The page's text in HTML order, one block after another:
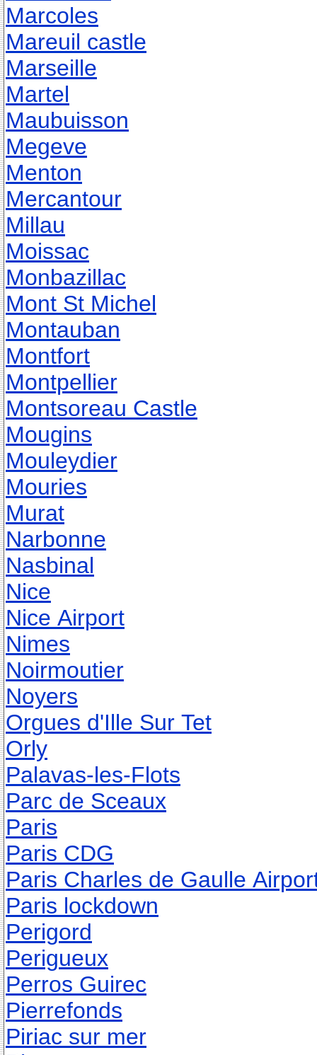
Marcoles
Mareuil castle
Marseille
Martel
Maubuisson
Megeve
Menton
Mercantour
Millau
Moissac
Monbazillac
Mont St Michel
Montauban
Montfort
Montpellier
Montsoreau Castle
Mougins
Mouleydier
Mouries
Murat
Narbonne
Nasbinal
Nice
Nice Airport
Nimes
Noirmoutier
Noyers
Orgues d'Ille Sur Tet
Orly
Palavas-les-Flots
Parc de Sceaux
Paris
Paris CDG
Paris Charles de Gaulle
Paris lockdown
Perigord
Perigueux
Perros Guirec
Pierrefonds
Piriac sur mer